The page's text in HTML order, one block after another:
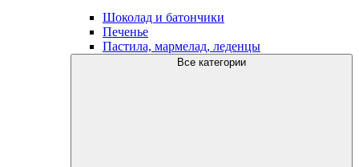
Шоколад и батончики
Печенье
Пастила, мармелад, леденцы
Все категории